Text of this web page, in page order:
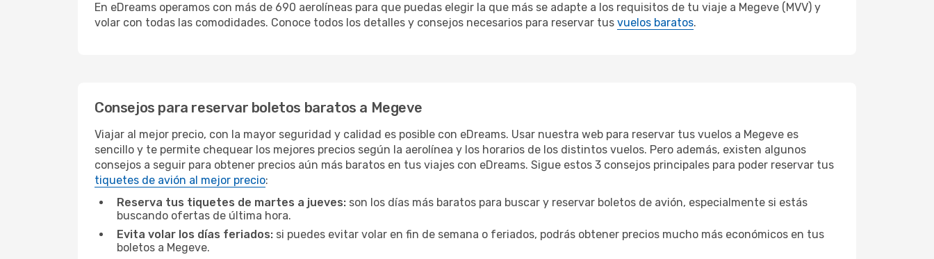
En eDreams operamos con más de 690 aerolíneas para que puedas elegir la que más se adapte a los requisitos de tu viaje a Megeve (MVV) y
volar con todas las comodidades. Conoce todos los detalles y consejos necesarios para reservar tus vuelos baratos.
Consejos para reservar boletos baratos a Megeve
Viajar al mejor precio, con la mayor seguridad y calidad es posible con eDreams. Usar nuestra web para reservar tus vuelos a Megeve es
sencillo y te permite chequear los mejores precios según la aerolínea y los horarios de los distintos vuelos. Pero además, existen algunos
consejos a seguir para obtener precios aún más baratos en tus viajes con eDreams. Sigue estos 3 consejos principales para poder reservar tus
tiquetes de avión al mejor precio:
Reserva tus tiquetes de martes a jueves: son los días más baratos para buscar y reservar boletos de avión, especialmente si estás
buscando ofertas de última hora.
Evita volar los días feriados: si puedes evitar volar en fin de semana o feriados, podrás obtener precios mucho más económicos en tus
boletos a Megeve.